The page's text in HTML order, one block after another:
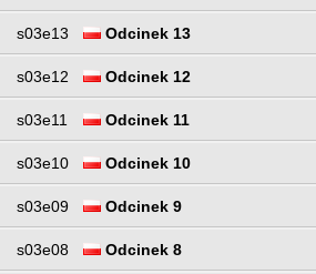
s03e13 Odcinek 13
s03e12 Odcinek 12
s03e11 Odcinek 11
s03e10 Odcinek 10
s03e09 Odcinek 9
s03e08 Odcinek 8